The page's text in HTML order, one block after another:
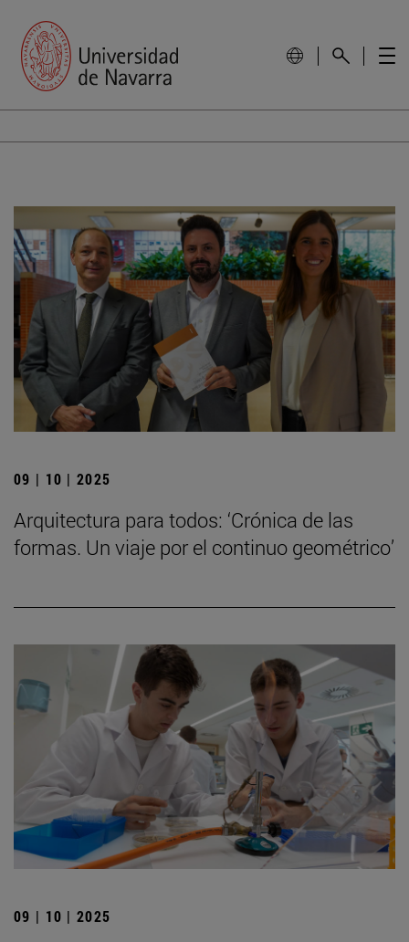
09 | 10 | 2025
Arquitectura para todos: ‘Crónica de las
formas. Un viaje por el continuo geométrico’
09 | 10 | 2025